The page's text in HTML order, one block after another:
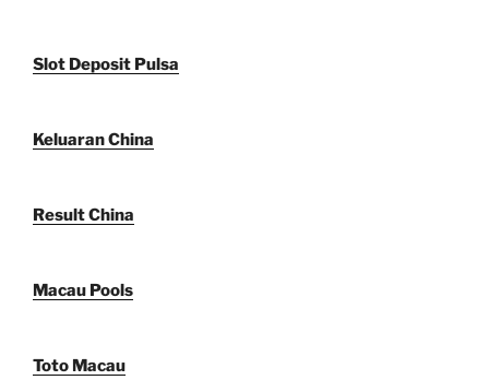
Slot Deposit Pulsa
Keluaran China
Result China
Macau Pools
Toto Macau